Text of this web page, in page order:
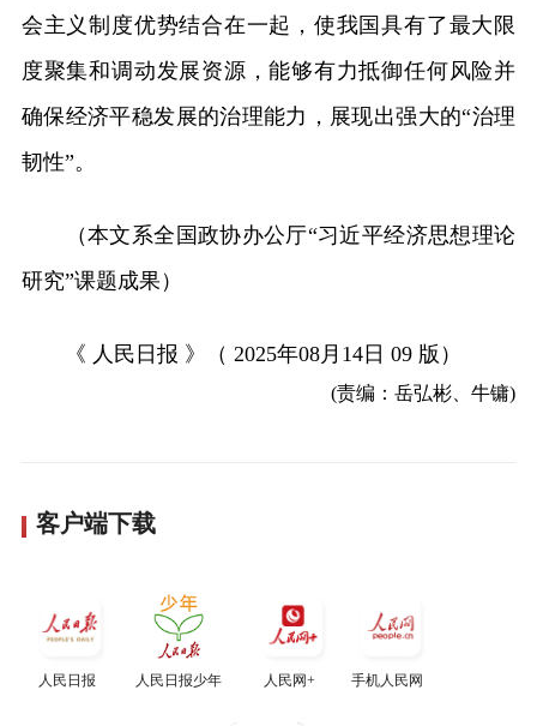
会主义制度优势结合在一起，使我国具有了最大限
度聚集和调动发展资源，能够有力抵御任何风险并
确保经济平稳发展的治理能力，展现出强大的“治理
韧性”。
（本文系全国政协办公厅“习近平经济思想理论
研究”课题成果）
《 人民日报 》（ 2025年08月14日 09 版）
(责编：岳弘彬、牛镛)
客户端下载
人民日报 人民日报少年 人民网+ 手机人民网